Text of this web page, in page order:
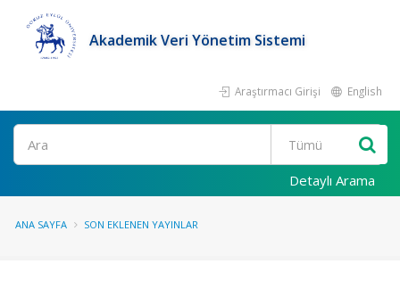
Akademik Veri Yönetim Sistemi
Araştırmacı Girişi English
Ara
Detaylı Arama
ANA SAYFA SON EKLENEN YAYINLAR